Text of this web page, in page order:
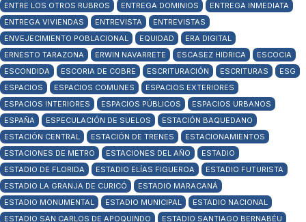
ENTRE LOS OTROS RUBROS
ENTREGA DOMINIOS
ENTREGA INMEDIATA
ENTREGA VIVIENDAS
ENTREVISTA
ENTREVISTAS
ENVEJECIMIENTO POBLACIONAL
EQUIDAD
ERA DIGITAL
ERNESTO TARAZONA
ERWIN NAVARRETE ESCASEZ HIDRICA
ESCOCIA
ESCONDIDA
ESCORIA DE COBRE ESCRITURACIÓN ESCRITURAS
ESG
ESPACIOS
ESPACIOS COMUNES
ESPACIOS EXTERIORES
ESPACIOS INTERIORES
ESPACIOS PÚBLICOS
ESPACIOS URBANOS
ESPAÑA
ESPECULACIÓN DE SUELOS
ESTACIÓN BAQUEDANO
ESTACIÓN CENTRAL
ESTACIÓN DE TRENES
ESTACIONAMIENTOS
ESTACIONES DE METRO
ESTACIONES DEL AÑO
ESTADIO
ESTADIO DE FLORIDA
ESTADIO ELÍAS FIGUEROA
ESTADIO FUTURISTA
ESTADIO LA GRANJA DE CURICÓ
ESTADIO MARACANÁ
ESTADIO MONUMENTAL
ESTADIO MUNICIPAL
ESTADIO NACIONAL
ESTADIO SAN CARLOS DE APOQUINDO
ESTADIO SANTIAGO BERNABÉU